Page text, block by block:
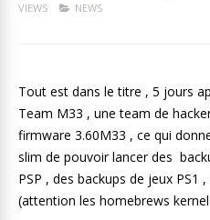
VIEWS
NEWS
Tout est dans le titre , 5 jours
Team M33 , une team de
firmware 3.60M33 , ce qui
slim de pouvoir lancer des
PSP , des backups de jeux PS1
(attention les homebrews